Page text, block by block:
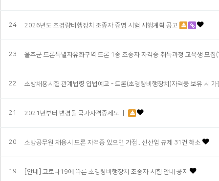
24 2026년도 초경량비행장치 조종자 증명 시험 시행계획 공고
23 울주군 드론특별자유화구역 드론 1종 조종자 자격증 취득과정 교육생 모
22 소방채용시험 관계법령 입법예고 - 드론(초경량비행장치)자격증 보유 시
21 2021년부터 변경될 국가자격증제도 ㅣ
20 소방공무원 채용시 드론 자격증 있으면 가점...신산업 규제 31건 해소
19 [안내] 코로나19에 따른 초경량비행장치 조종자 시험 안내 공지